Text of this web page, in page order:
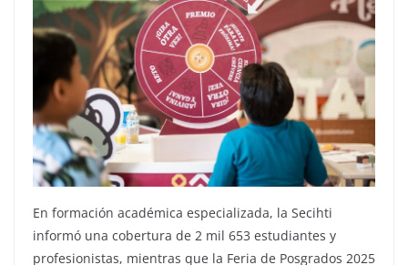
En formación académica especializada, la Secihti
informó una cobertura de 2 mil 653 estudiantes y
profesionistas, mientras que la Feria de Posgrados 2025